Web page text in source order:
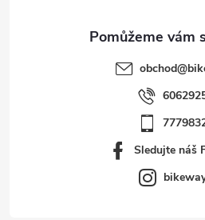
obchod@
Sledujte náš